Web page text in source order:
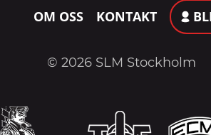
OM OSS KONTAKT
© 2026 SLM Stockholm